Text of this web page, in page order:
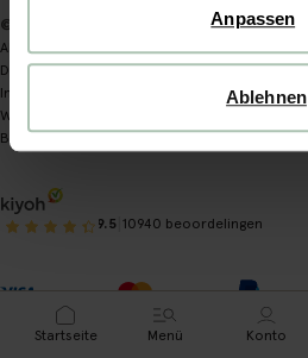
Anpassen
Ablehnen
© 2026 Sissy-Boy
Allgemeine Geschäftsbedingungen
Datenschutzerklärung
Impressum
Widerrufsbelehrung
Barrierefreiheit
9.5 10940 beoordelingen
Startseite Menü Konto